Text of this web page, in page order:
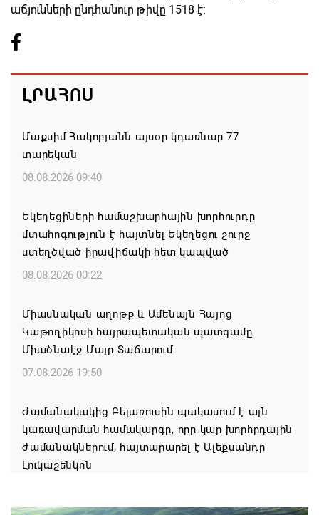
աճյունների ընդհանուր թիվը 1518 է:
ԼՐԱՀՈՍ
Մաքսիմ Հակոբյանն այսօր կդառնար 77
տարեկան
08.08.2026 09:40
Եկեղեցիների համաշխարհային խորհուրդը
մտահոգություն է հայտնել Եկեղեցու շուրջ
ստեղծված իրավիճակի հետ կապված
08.08.2026 00:22
Միասնական աղոթք և Ամենայն Հայոց
Կաթողիկոսի հայրապետական պատգամը
Միածնաէջ Մայր Տաճարում
07.08.2026 19:50
Ժամանակակից Բելառուսին պակասում է այն
կառավարման համակարգը, որը կար խորհրդային
ժամանակներում, հայտարարել է Ալեքսանդր
Լուկաշենկոն